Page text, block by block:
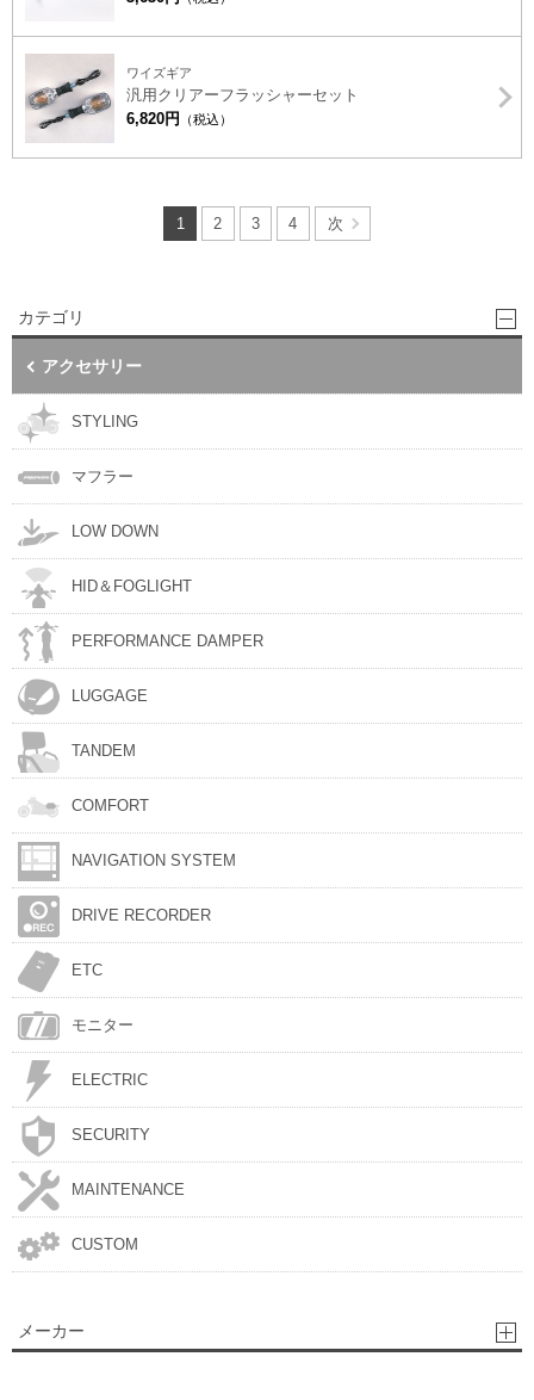
ワイズギア
汎用クリアーフラッシャーセット
6,820円
（税込）
1 2 3 4 次
カテゴリ
アクセサリー
STYLING
マフラー
LOW DOWN
HID＆FOGLIGHT
PERFORMANCE DAMPER
LUGGAGE
TANDEM
COMFORT
NAVIGATION SYSTEM
DRIVE RECORDER
ETC
モニター
ELECTRIC
SECURITY
MAINTENANCE
CUSTOM
メーカー